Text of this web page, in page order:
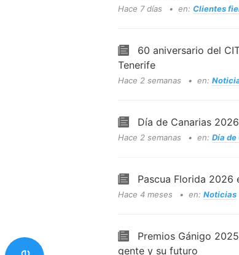
Hace 7 días en: Clientes
60 aniversario del
Tenerife
Hace 2 semanas en:
Día de Canarias
Hace 2 semanas en: Día de
Pascua Florida 2026
Hace 4 meses en: Noticias
Premios Gánigo
gente y su futuro